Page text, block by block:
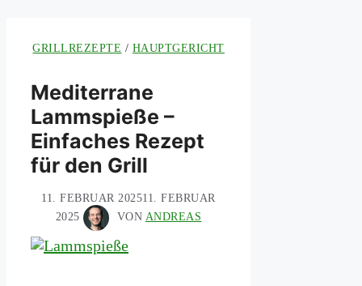
GRILLREZEPTE / HAUPTGERICHT
Mediterrane
Lammspieße –
Einfaches Rezept
für den Grill
11. FEBRUAR 202511. FEBRUAR
2025
VON ANDREAS